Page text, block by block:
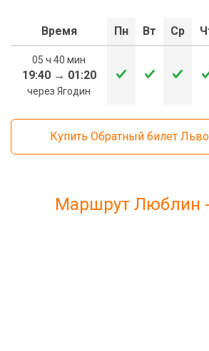
Время Пн Вт Ср
05 ч 40 мин
19:40→ 01:20
через Ягодин
Купить Обратный билет
Маршрут Люблин